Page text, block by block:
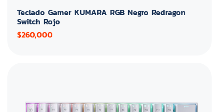
Teclado Gamer KUMARA RGB Negro Redragon
Switch Rojo
$260,000